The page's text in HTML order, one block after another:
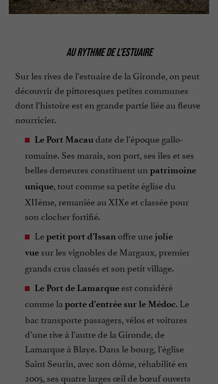
AU RYTHME DE L’ESTUAIRE
Sur les rives de l’estuaire de la Gironde, on peut
découvrir de pittoresques petites communes
dont l’histoire est en grande partie liée au fleuve
nourricier.
Le Port Macaudate de l’époque gallo-
romaine. Ses marais, son port, ses îles et ses
belles demeures constituent un patrimoine
unique, tout comme sa petite église du
XIIème, remaniée au XIXe et classée pour
son clocher fortifié.
Lepetit port d’Issan offre unejolie
vue sur les vignobles de Margaux, premier
grands crus classés et son petit village.
Le Port de Lamarque est considéré
comme la porte d’entrée sur le Médoc. Le
bac transporte passagers, vélos et voitures
d’une rive à l’autre de la Gironde, de
Lamarque à Blaye. Dans le bourg, l’église
Saint Seurin, avec son dôme, réhabilité en
2005, ses quatre larges œil de bœuf ouverts